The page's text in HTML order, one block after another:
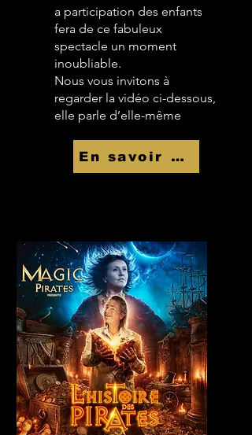
a participation des enfants
fera de ce fabuleux
spectacle un moment
inoubliable.
Nous vous invitons à
regarder la vidéo ci-dessous,
elle parle d’elle-même
En savoir Plus